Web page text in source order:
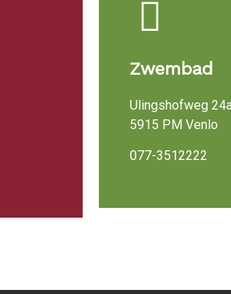
Zwembad
Ulingshofweg
5915 PM Venlo
077-3512222